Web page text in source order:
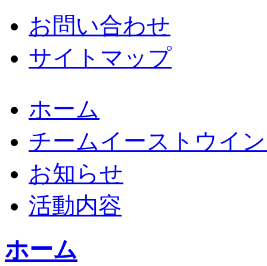
お問い合わせ
サイトマップ
ホーム
チームイーストウイ
お知らせ
活動内容
ホーム